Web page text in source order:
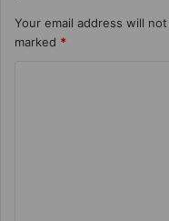
Your email address will
marked *